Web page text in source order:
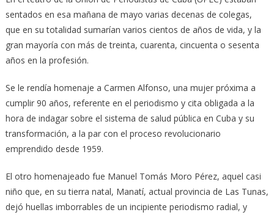
sentados en esa mañana de mayo varias decenas de colegas,
que en su totalidad sumarían varios cientos de años de vida, y la
gran mayoría con más de treinta, cuarenta, cincuenta o sesenta
años en la profesión.
Se le rendía homenaje a Carmen Alfonso, una mujer próxima a
cumplir 90 años, referente en el periodismo y cita obligada a la
hora de indagar sobre el sistema de salud pública en Cuba y su
transformación, a la par con el proceso revolucionario
emprendido desde 1959.
El otro homenajeado fue Manuel Tomás Moro Pérez, aquel casi
niño que, en su tierra natal, Manatí, actual provincia de Las Tunas,
dejó huellas imborrables de un incipiente periodismo radial, y